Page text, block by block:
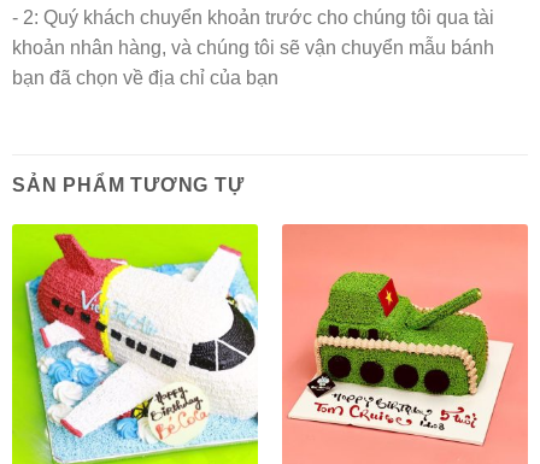
- 2: Quý khách chuyển khoản trước cho chúng tôi qua tài
khoản nhân hàng, và chúng tôi sẽ vận chuyển mẫu bánh
bạn đã chọn về địa chỉ của bạn
SẢN PHẨM TƯƠNG TỰ